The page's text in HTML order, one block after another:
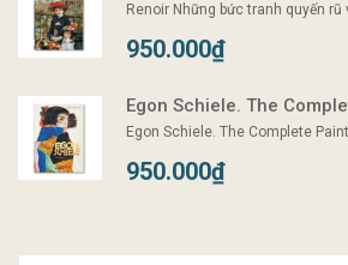
Renoir Những bức tranh quyến rũ
950.000₫
Egon Schiele. The
Egon Schiele. The Complete
950.000₫